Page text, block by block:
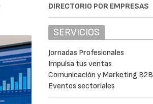
DIRECTORIO POR EMPRESAS
SERVICIOS
Jornadas Profesionales
Impulsa tus ventas
Comunicación y Marketing B2B
Eventos sectoriales